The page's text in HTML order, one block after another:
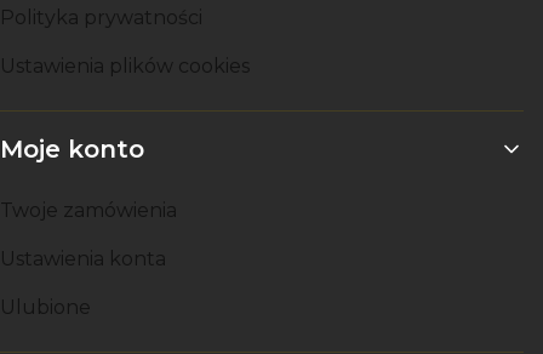
Polityka prywatności
Ustawienia plików cookies
Moje konto
Twoje zamówienia
Ustawienia konta
Ulubione